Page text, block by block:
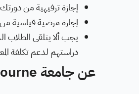
إجازة ترفيهية من دورتك الدراسية لمدة
إجازة مرضية قياسية من دورتك الدراسية
يجب ألا يتلقى الطلاب
دراستهم لدعم تكلفة المعيشة
عن جامعة Melbourne: